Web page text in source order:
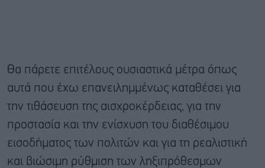
Θα πάρετε επιτέλους ουσιαστικά μέτρα όπως
αυτά που έχω επανειλημμένως καταθέσει για
την τιθάσευση της αισχροκέρδειας, για την
προστασία και την ενίσχυση του διαθέσιμου
εισοδήματος των πολιτών και για τη ρεαλιστική
και βιώσιμη ρύθμιση των ληξιπρόθεσμων